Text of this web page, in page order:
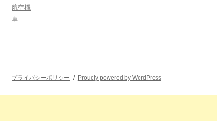
航空機
車
プライバシーポリシー Proudly powered by WordPress